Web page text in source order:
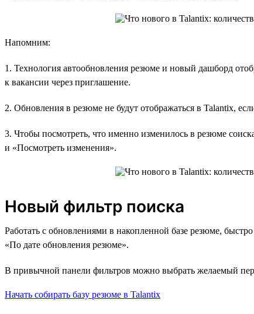
Напомним:
1. Технология автообновления резюме и новый дашборд
к вакансии через приглашение.
2. Обновления в резюме не будут отображаться в Talantix,
3. Чтобы посмотреть, что именно изменилось в резюме
и «Посмотреть изменения».
Новый фильтр поиска
Работать с обновлениями в накопленной базе резюме,
«По дате обновления резюме».
В привычной панели фильтров можно выбрать желаемый
Начать собирать базу резюме в Talantix